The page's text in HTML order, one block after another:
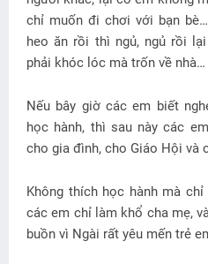
chỉ muốn đi chơi với bạn
heo ăn rồi thì ngủ, ngủ rồi
phải khóc lóc mà trốn về nhà…
Nếu bây giờ các em biết
học hành, thì sau này các
cho gia đình, cho Giáo Hội và
Không thích học hành mà
các em chỉ làm khổ cha mẹ,
buồn vì Ngài rất yêu mến trẻ